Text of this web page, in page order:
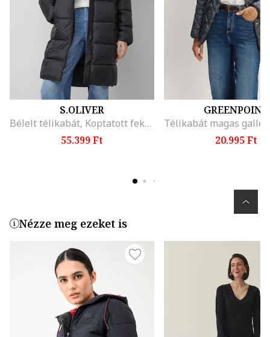
S.OLIVER
Bélelt télikabát, Koptatott fekete
55.399 Ft
GREENPOINT
20.995 Ft
Nézze meg ezeket is